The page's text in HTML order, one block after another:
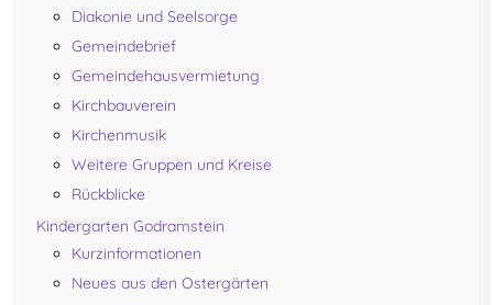
Diakonie und Seelsorge
Gemeindebrief
Gemeindehausvermietung
Kirchbauverein
Kirchenmusik
Weitere Gruppen und Kreise
Rückblicke
Kindergarten Godramstein
Kurzinformationen
Neues aus den Ostergärten